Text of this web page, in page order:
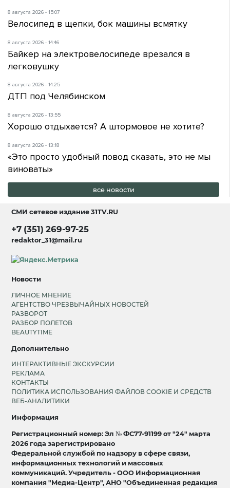
8 августа 2026 - 15:07
Велосипед в щепки, бок машины всмятку
8 августа 2026 - 14:46
Байкер на электровелосипеде врезался в
легковушку
8 августа 2026 - 14:25
ДТП под Челябинском
8 августа 2026 - 13:55
Хорошо отдыхается? А штормовое не хотите?
8 августа 2026 - 13:18
«Это просто удобный повод сказать, это не мы
виноваты»
все новости
СМИ сетевое издание31TV.RU
+7 (351) 269-97-25
redaktor_31@mail.ru
Новости
ЛИЧНОЕ МНЕНИЕ
АГЕНТСТВО ЧРЕЗВЫЧАЙНЫХ НОВОСТЕЙ
РАЗВОРОТ
РАЗБОР ПОЛЕТОВ
BEAUTYTIME
Дополнительно
ИНТЕРАКТИВНЫЕ ЭКСКУРСИИ
РЕКЛАМА
КОНТАКТЫ
ПОЛИТИКА ИСПОЛЬЗОВАНИЯ ФАЙЛОВ COOKIE И СРЕДСТВ
ВЕБ-АНАЛИТИКИ
Информация
Регистрационный номер: Эл № ФС77-91199 от "24" марта
2026 года зарегистрировано
Федеральной службой по надзору в сфере связи,
информационных технологий и массовых
коммуникаций. Учредитель - ООО Информационная
компания "Медиа-Центр", АНО "Объединенная редакция